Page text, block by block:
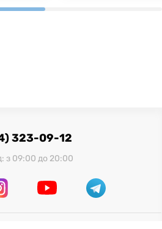
323-09-12
з 09:00 до 20:00